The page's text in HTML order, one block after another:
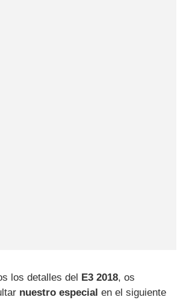
los detalles del E3 2018, os
nuestro especial en el siguiente